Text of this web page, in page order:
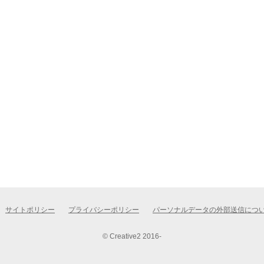
サイトポリシー プライバシーポリシー パーソナルデータの外部送信につ
© Creative2 2016-